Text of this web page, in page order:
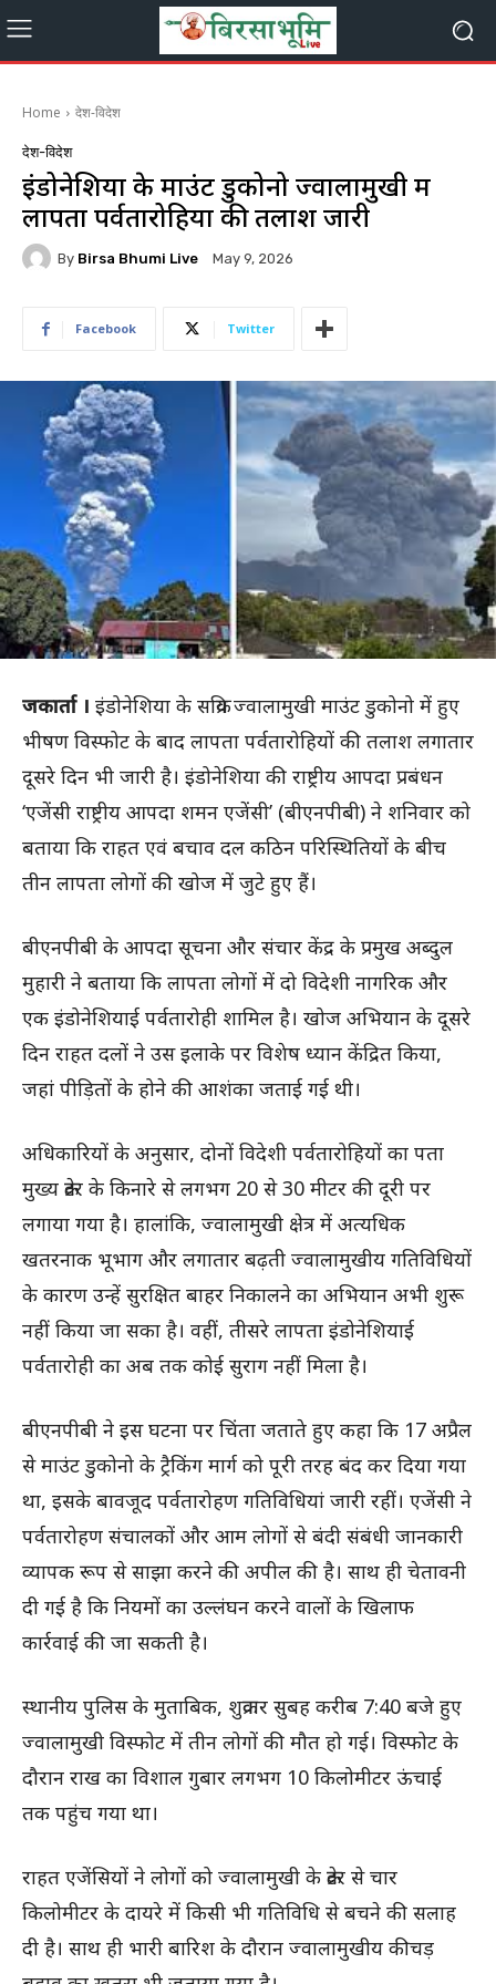
Home देश-विदेश
देश-विदेश
इंडोनेशिया के माउंट डुकोनो ज्वालामुखी में
लापता पर्वतारोहियों की तलाश जारी
By Birsa Bhumi Live May 9, 2026
Facebook Twitter
जकार्ता । इंडोनेशिया के सक्रिय ज्वालामुखी माउंट डुकोनो में हुए
भीषण विस्फोट के बाद लापता पर्वतारोहियों की तलाश लगातार
दूसरे दिन भी जारी है। इंडोनेशिया की राष्ट्रीय आपदा प्रबंधन
‘एजेंसी राष्ट्रीय आपदा शमन एजेंसी’ (बीएनपीबी) ने शनिवार को
बताया कि राहत एवं बचाव दल कठिन परिस्थितियों के बीच
तीन लापता लोगों की खोज में जुटे हुए हैं।
बीएनपीबी के आपदा सूचना और संचार केंद्र के प्रमुख अब्दुल
मुहारी ने बताया कि लापता लोगों में दो विदेशी नागरिक और
एक इंडोनेशियाई पर्वतारोही शामिल है। खोज अभियान के दूसरे
दिन राहत दलों ने उस इलाके पर विशेष ध्यान केंद्रित किया,
जहां पीड़ितों के होने की आशंका जताई गई थी।
अधिकारियों के अनुसार, दोनों विदेशी पर्वतारोहियों का पता
मुख्य क्रेटर के किनारे से लगभग 20 से 30 मीटर की दूरी पर
लगाया गया है। हालांकि, ज्वालामुखी क्षेत्र में अत्यधिक
खतरनाक भूभाग और लगातार बढ़ती ज्वालामुखीय गतिविधियों
के कारण उन्हें सुरक्षित बाहर निकालने का अभियान अभी शुरू
नहीं किया जा सका है। वहीं, तीसरे लापता इंडोनेशियाई
पर्वतारोही का अब तक कोई सुराग नहीं मिला है।
बीएनपीबी ने इस घटना पर चिंता जताते हुए कहा कि 17 अप्रैल
से माउंट डुकोनो के ट्रैकिंग मार्ग को पूरी तरह बंद कर दिया गया
था, इसके बावजूद पर्वतारोहण गतिविधियां जारी रहीं। एजेंसी ने
पर्वतारोहण संचालकों और आम लोगों से बंदी संबंधी जानकारी
व्यापक रूप से साझा करने की अपील की है। साथ ही चेतावनी
दी गई है कि नियमों का उल्लंघन करने वालों के खिलाफ
कार्रवाई की जा सकती है।
स्थानीय पुलिस के मुताबिक, शुक्रवार सुबह करीब 7:40 बजे हुए
ज्वालामुखी विस्फोट में तीन लोगों की मौत हो गई। विस्फोट के
दौरान राख का विशाल गुबार लगभग 10 किलोमीटर ऊंचाई
तक पहुंच गया था।
राहत एजेंसियों ने लोगों को ज्वालामुखी के क्रेटर से चार
किलोमीटर के दायरे में किसी भी गतिविधि से बचने की सलाह
दी है। साथ ही भारी बारिश के दौरान ज्वालामुखीय कीचड़